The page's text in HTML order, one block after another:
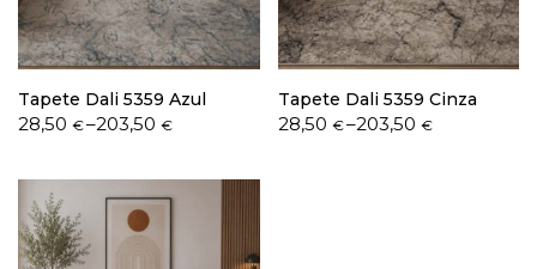
Tapete Dali 5359 Azul
28,50 €–203,50€
Price
through
203,50 €
Tapete Dali 5359 Cinza
28,50 €–203,50 €
Price